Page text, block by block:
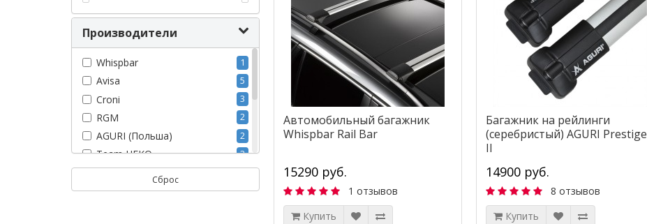
Производители
Whispbar 1
Avisa 5
Croni 3
RGM 2
AGURI (Польша) 2
Team HEKO 3
Milotec 10
Skoda Auto (Чехия) 2
Сброс
Автомобильный багажник
Whispbar Rail Bar
15290 руб.
1 отзывов
Купить
Багажник на рейлинги
(серебристый) AGURI Prestige
II
14900 руб.
8 отзывов
Купить